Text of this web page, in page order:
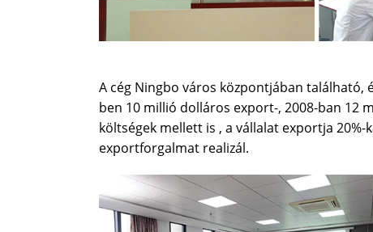
A cég Ningbo város központjában található,
ben 10 millió dolláros export-, 2008-ban 12
költségek mellett is , a vállalat exportja 20%-
exportforgalmat realizál.